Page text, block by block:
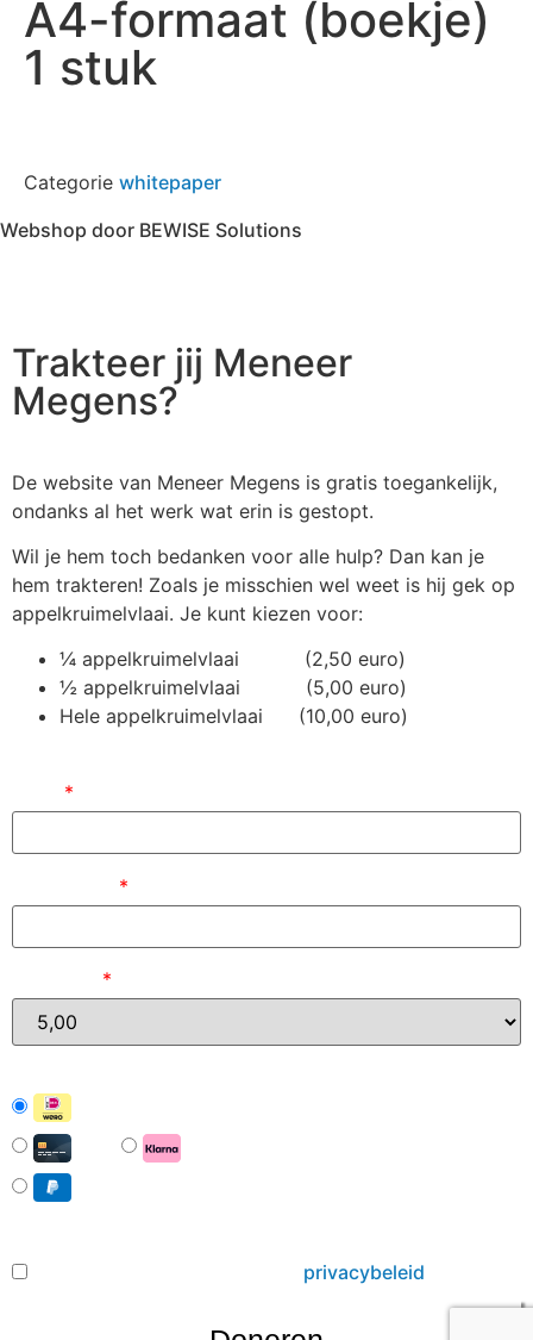
A4-formaat (boekje)
1 stuk
Categorie whitepaper
Webshop door BEWISE Solutions
Trakteer jij Meneer
Megens?
De website van Meneer Megens is gratis toegankelijk,
ondanks al het werk wat erin is gestopt.
Wil je hem toch bedanken voor alle hulp? Dan kan je
hem trakteren! Zoals je misschien wel weet is hij gek op
appelkruimelvlaai. Je kunt kiezen voor:
¼ appelkruimelvlaai (2,50 euro)
½ appelkruimelvlaai (5,00 euro)
Hele appelkruimelvlaai (10,00 euro)
*
*
*
privacybeleid